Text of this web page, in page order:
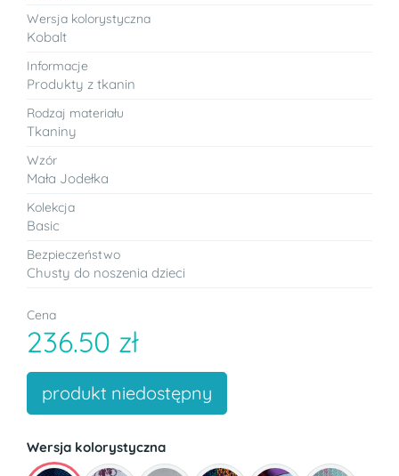
Wersja kolorystyczna
Kobalt
Informacje
Produkty z tkanin
Rodzaj materiału
Tkaniny
Wzór
Mała Jodełka
Kolekcja
Basic
Bezpieczeństwo
Chusty do noszenia dzieci
Cena
236.50 zł
produkt niedostępny
Wersja kolorystyczna